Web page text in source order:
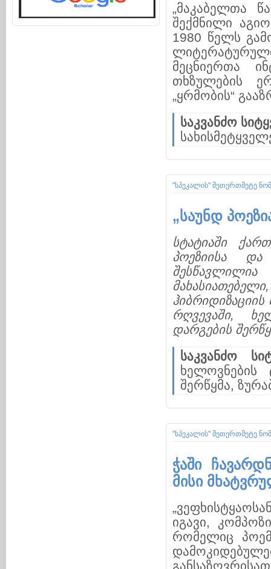
„მაკაბელთა
შექმნილი
1980 წელს
მეცნიერთა
თხზულების
„ყრმობის“
საკვანძო
"სპეკალის" მეთერთმეტე
„საუნდ
სტატიაში
პოეზიისა
შესწავლილია
რღვევაში,
დარგების
საკვანძო
შერწყმა,
"სპეკალის" მეთერთმეტე
ჭაში
მისი
იგავი,
რომელიც